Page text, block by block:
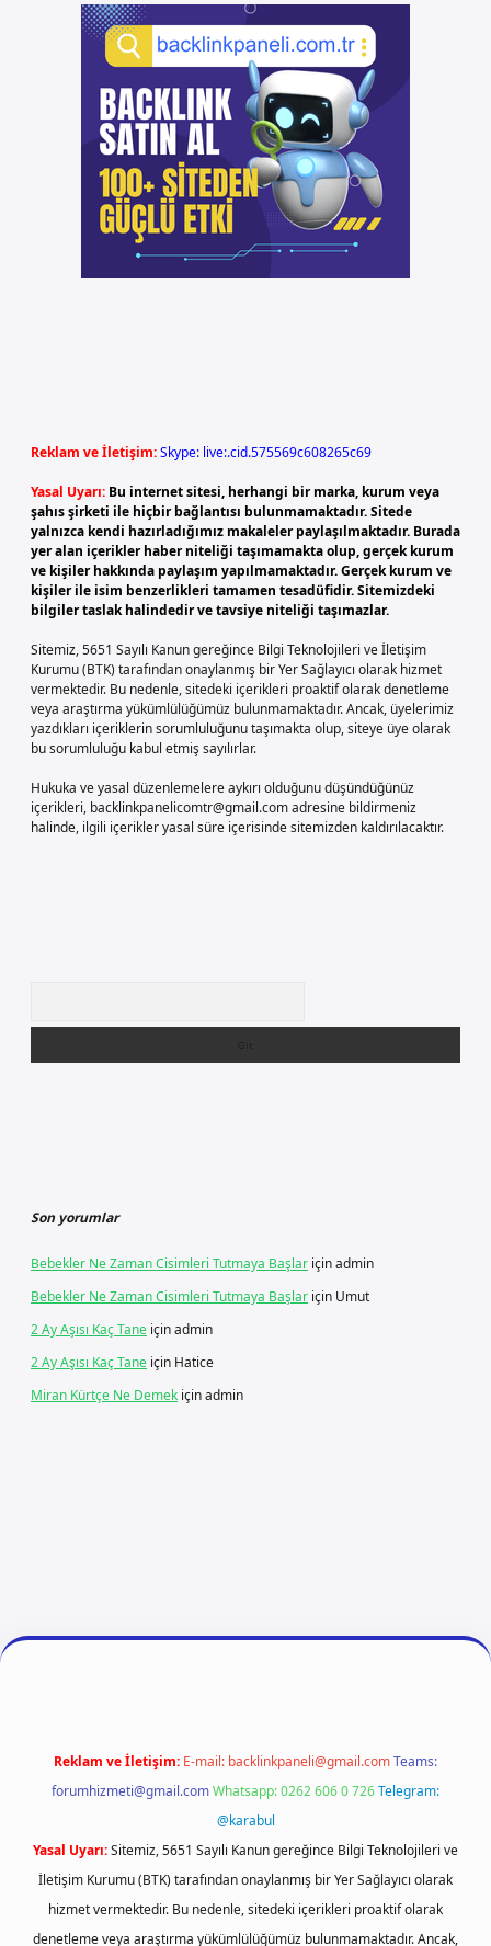
Reklam ve İletişim:Skype: live:.cid.575569c608265c69
Yasal Uyarı: Bu internet sitesi, herhangi bir marka, kurum veya
şahıs şirketi ile hiçbir bağlantısı bulunmamaktadır. Sitede
yalnızca kendi hazırladığımız makaleler paylaşılmaktadır. Burada
yer alan içerikler haber niteliği taşımamakta olup, gerçek kurum
ve kişiler hakkında paylaşım yapılmamaktadır. Gerçek kurum ve
kişiler ile isim benzerlikleri tamamen tesadüfidir. Sitemizdeki
bilgiler taslak halindedir ve tavsiye niteliği taşımazlar.
Sitemiz, 5651 Sayılı Kanun gereğince Bilgi Teknolojileri ve İletişim
Kurumu (BTK) tarafından onaylanmış bir Yer Sağlayıcı olarak hizmet
vermektedir. Bu nedenle, sitedeki içerikleri proaktif olarak denetleme
veya araştırma yükümlülüğümüz bulunmamaktadır. Ancak, üyelerimiz
yazdıkları içeriklerin sorumluluğunu taşımakta olup, siteye üye olarak
bu sorumluluğu kabul etmiş sayılırlar.
Hukuka ve yasal düzenlemelere aykırı olduğunu düşündüğünüz
içerikleri, backlinkpanelicomtr@gmail.comadresine bildirmeniz
halinde, ilgili içerikler yasal süre içerisinde sitemizden kaldırılacaktır.
Son yorumlar
Bebekler Ne Zaman Cisimleri Tutmaya Başlar içinadmin
Bebekler Ne Zaman Cisimleri Tutmaya Başlar için Umut
2 Ay Aşısı Kaç Tane içinadmin
2 Ay Aşısı Kaç Tane için Hatice
Miran Kürtçe Ne Demek içinadmin
ilbet girişvdcasino girişbetexper
Reklam ve İletişim: E-mail: backlinkpaneli@gmail.comTeams:
forumhizmeti@gmail.comWhatsapp: 0262 606 0 726Telegram:
@karabul
Yasal Uyarı:Sitemiz, 5651 Sayılı Kanun gereğince Bilgi Teknolojileri ve
İletişim Kurumu (BTK) tarafından onaylanmış bir Yer Sağlayıcı olarak
hizmet vermektedir. Bu nedenle, sitedeki içerikleri proaktif olarak
denetleme veya araştırma yükümlülüğümüz bulunmamaktadır. Ancak,